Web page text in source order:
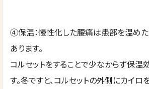
④保温：慢性化した腰痛は患部を温め
あります。
コルセットをすることで少なからず保温
す。冬ですと、コルセットの外側にカイロ